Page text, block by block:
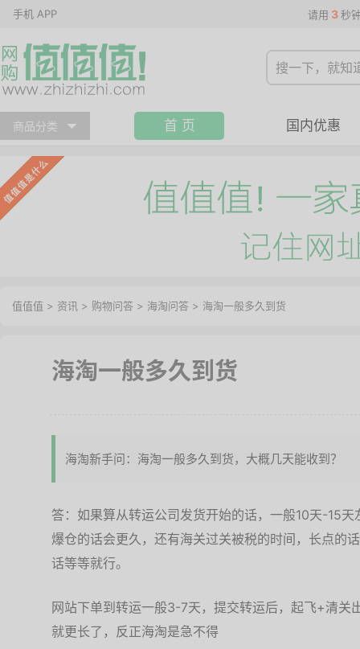
手机 APP 请用 3 秒
商品分类 首 页 国内优惠
值值值 > 资讯 > 购物问答 > 海淘问答 > 海淘一般多久到货
海淘一般多久到货
海淘新手问：海淘一般多久到货，大概几天能收到？
答：如果算从转运公司发货开始的话，一般10天-15
爆仓的话会更久，还有海关过关被税的时间，长点的
话等等就行。
网站下单到转运一般3-7天，提交转运后，起飞+清关
就更长了，反正海淘是急不得